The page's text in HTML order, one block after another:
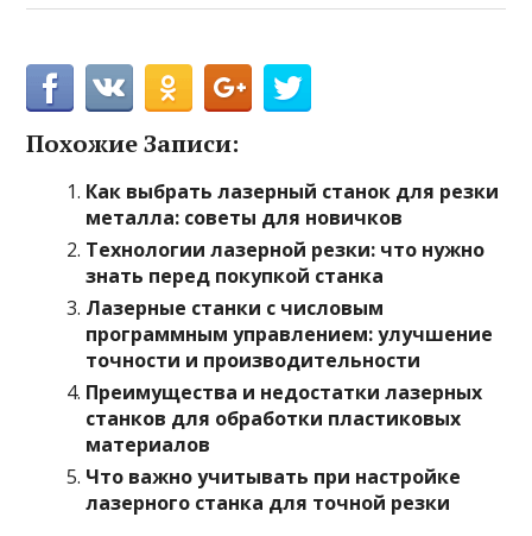
Похожие Записи:
Как выбрать лазерный станок для резки
металла: советы для новичков
Технологии лазерной резки: что нужно
знать перед покупкой станка
Лазерные станки с числовым
программным управлением: улучшение
точности и производительности
Преимущества и недостатки лазерных
станков для обработки пластиковых
материалов
Что важно учитывать при настройке
лазерного станка для точной резки